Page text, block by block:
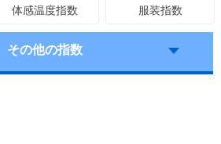
体感温度指数 服装指数
その他の指数